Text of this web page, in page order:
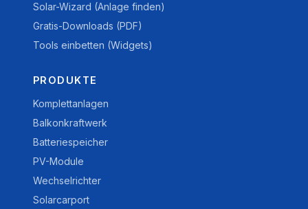
Solar-Wizard (Anlage finden)
Gratis-Downloads (PDF)
Tools einbetten (Widgets)
PRODUKTE
Komplettanlagen
Balkonkraftwerk
Batteriespeicher
PV-Module
Wechselrichter
Solarcarport